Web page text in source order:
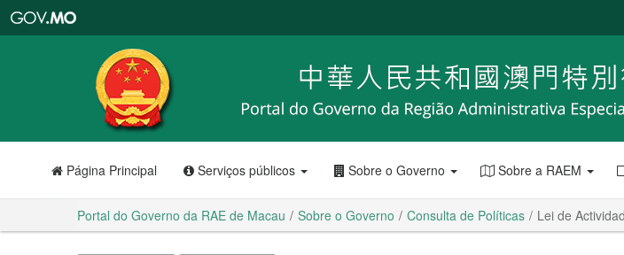
RAE
de
Macau
Página Principal Serviços públicos Sobre o Governo Sobre a RAEM
Portal do Governo da RAE de Macau Sobre o Governo Consulta de Políticas Lei de